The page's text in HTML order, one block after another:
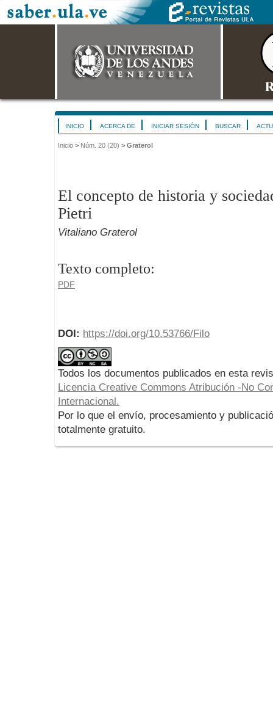
INICIO ACERCA DE INICIAR SESIÓN BUSCAR
Inicio > Núm. 20 (20) > Graterol
El concepto de historia y
Pietri
Vitaliano Graterol
Texto completo:
PDF
DOI: https://doi.org/10.53766/Filo
Todos los documentos publicados en esta
Licencia Creative Commons Atribución -No
Internacional.
Por lo que el envío, procesamiento y
totalmente gratuito.